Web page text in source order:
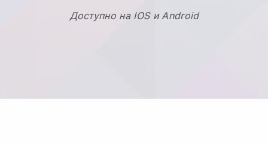
Доступно на IOS и Android